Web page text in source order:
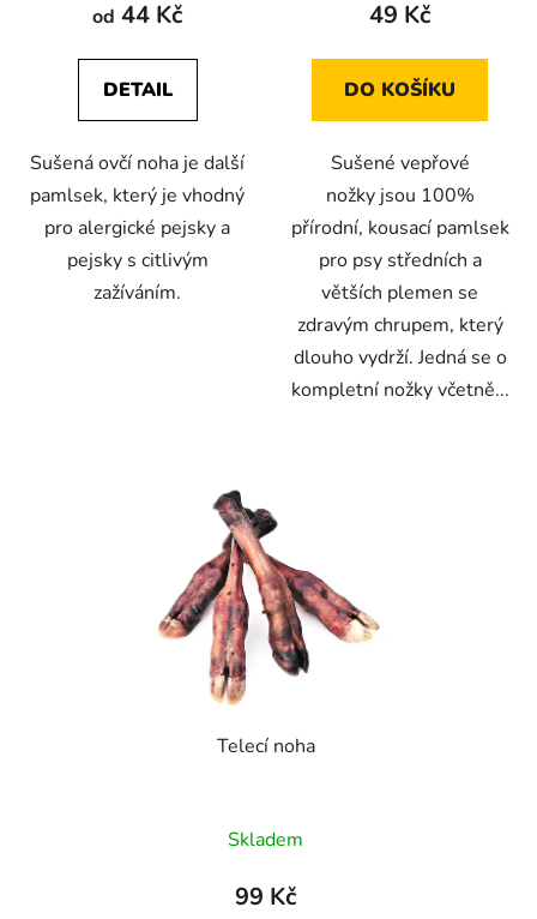
5,0
z
hvězdiček.
od 44 Kč
DETAIL
Sušená ovčí noha je další
pamlsek, který je vhodný
pro alergické pejsky a
pejsky s citlivým
zažíváním.
5,0
z
hvězdiček.
49 Kč
DO KOŠÍKU
Sušené vepřové
nožky jsou 100%
přírodní, kousací pamlsek
pro psy středních a
větších plemen se
zdravým chrupem, který
dlouho vydrží. Jedná se o
kompletní nožky včetně...
Telecí noha
hodnocení
produktu
Skladem
99 Kč